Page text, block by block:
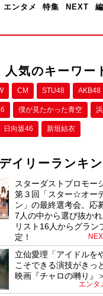
エンタメ 特集 NEXT
人気のキーワー
CM STU48 AKB48
僕が⾒たかった⻘空
日向坂46 新垣結衣
デイリーランキ
スターダストプロモー
第３回「スター☆オー
ン」の最終選考会。応
7人の中から選び抜か
リスト16人からグラン
定！
立仙愛理「アイドルを
こそできる演技がきっ
映画『チャロの囀り』
エンタ